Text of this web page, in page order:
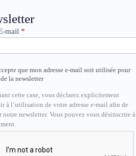
mail *
que mon adresse e-mail soit utilisée pour
la newsletter
cette case, vous déclarez explicitement
à l’utilisation de votre adresse e-mail afin de
notre newsletter. Vous pouvez vous désinscrire à